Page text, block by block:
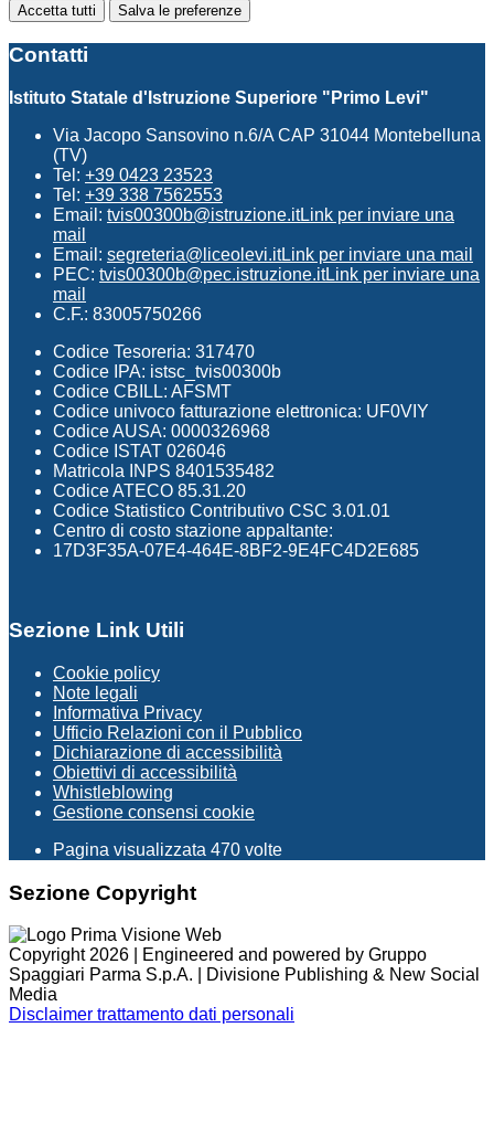
Accetta tutti Salva le preferenze
Contatti
Istituto Statale d'Istruzione Superiore "Primo Levi"
Via Jacopo Sansovino n.6/A CAP 31044 Montebelluna
(TV)
Tel: +39 0423 23523
Tel: +39 338 7562553
Email: tvis00300b@istruzione.itLink per inviare una
mail
Email: segreteria@liceolevi.itLink per inviare una mail
PEC: tvis00300b@pec.istruzione.itLink per inviare una
mail
C.F.: 83005750266
Codice Tesoreria: 317470
Codice IPA: istsc_tvis00300b
Codice CBILL: AFSMT
Codice univoco fatturazione elettronica: UF0VIY
Codice AUSA: 0000326968
Codice ISTAT 026046
Matricola INPS 8401535482
Codice ATECO 85.31.20
Codice Statistico Contributivo CSC 3.01.01
Centro di costo stazione appaltante:
17D3F35A-07E4-464E-8BF2-9E4FC4D2E685
Sezione Link Utili
Cookie policy
Note legali
Informativa Privacy
Ufficio Relazioni con il Pubblico
Dichiarazione di accessibilità
Obiettivi di accessibilità
Whistleblowing
Gestione consensi cookie
Pagina visualizzata 470 volte
Sezione Copyright
Copyright 2026 | Engineered and powered by Gruppo
Spaggiari Parma S.p.A. | Divisione Publishing & New Social
Media
Disclaimer trattamento dati personali